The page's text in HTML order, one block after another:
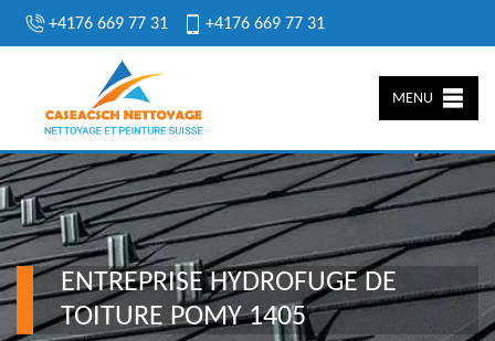
+4176 669 77 31 +4176 669 77 31
MENU
ENTREPRISE HYDROFUGE DE
TOITURE POMY 1405